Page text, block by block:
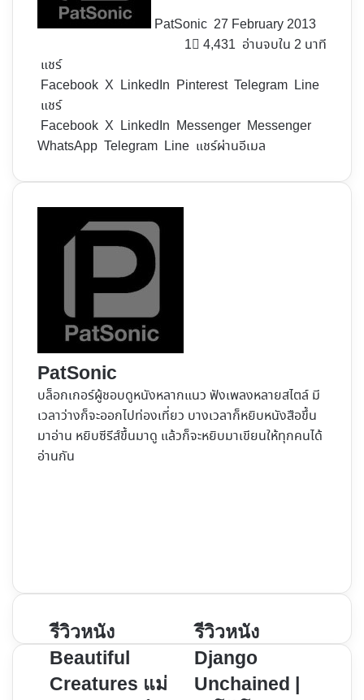
PatSonic 27 February 2013
1
4,431 อ่านจบใน 2 นาที
แชร์
Facebook X LinkedIn Pinterest Telegram Line
แชร์
Facebook X LinkedIn Messenger Messenger
WhatsApp Telegram Line แชร์ผ่านอีเมล
PatSonic
บล็อกเกอร์ผู้ชอบดูหนังหลากแนว ฟังเพลงหลายสไตล์ มี
เวลาว่างก็จะออกไปท่องเที่ยว บางเวลาก็หยิบหนังสือขึ้น
มาอ่าน หยิบซีรีส์ขึ้นมาดู แล้วก็จะหยิบมาเขียนให้ทุกคนได้
อ่านกัน
รีวิว
หนัง
Beautiful
Creatures
รีวิวหนัง
Beautiful
Creatures แม่
รีวิว
หนัง
Django
Unchained
รีวิวหนัง
Django
Unchained |